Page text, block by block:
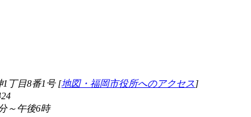
1丁目8番1号 [地図・福岡市役所へのアクセス]
～午後6時